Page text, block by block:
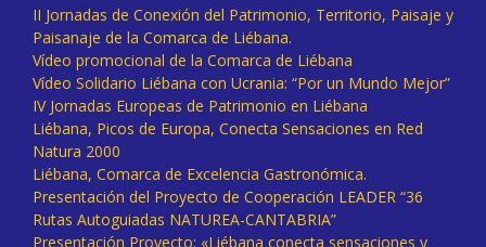
II Jornadas de Conexión del Patrimonio, Territorio, Paisaje y
Paisanaje de la Comarca de Liébana.
Vídeo promocional de la Comarca de Liébana
Vídeo Solidario Liébana con Ucrania: “Por un Mundo Mejor”
IV Jornadas Europeas de Patrimonio en Liébana
Liébana, Picos de Europa, Conecta Sensaciones en Red
Natura 2000
Liébana, Comarca de Excelencia Gastronómica.
Presentación del Proyecto de Cooperación LEADER “36
Rutas Autoguiadas NATUREA-CANTABRIA”
Presentación Proyecto: «Liébana conecta sensaciones y